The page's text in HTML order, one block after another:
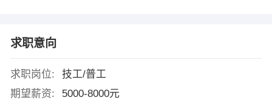
求职意向
求职岗位:
技工/普工
期望薪资:
5000-8000元